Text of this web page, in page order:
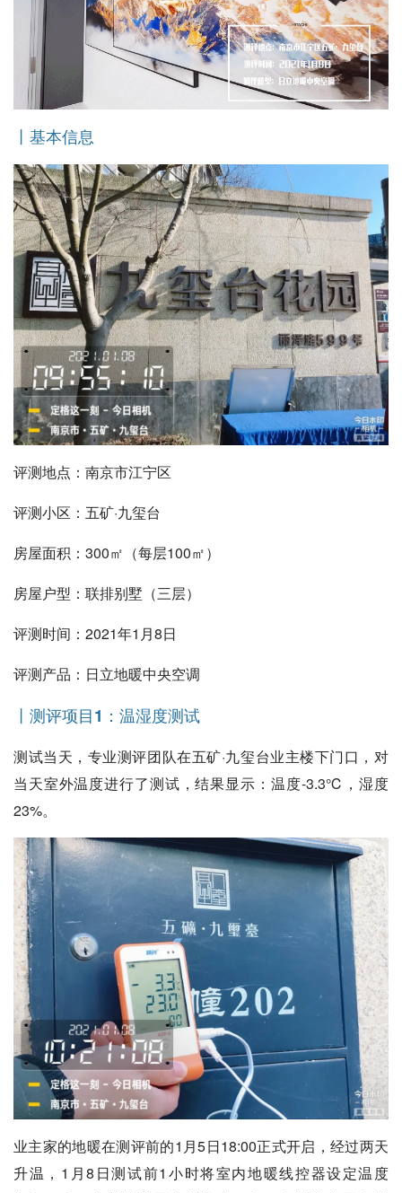
丨基本信息
评测地点：南京市江宁区
评测小区：五矿·九玺台
房屋面积：300㎡（每层100㎡）
房屋户型：联排别墅（三层）
评测时间：2021年1月8日
评测产品：日立地暖中央空调
丨测评项目1：温湿度测试
测试当天，专业测评团队在五矿·九玺台业主楼下门口，对
当天室外温度进行了测试，结果显示：温度-3.3℃，湿度
23%。
业主家的地暖在测评前的1月5日18:00正式开启，经过两天
升温，1月8日测试前1小时将室内地暖线控器设定温度